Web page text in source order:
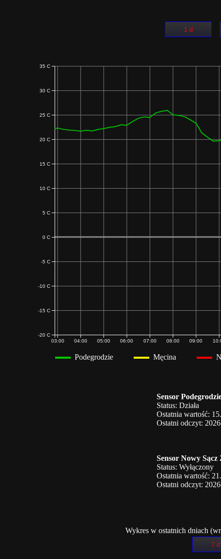
1 d
03:00 04:00 05:00 06:00 07:00 08:00 09:00
-20 C
-15 C
-10 C
-5 C
0 C
5 C
10 C
15 C
20 C
25 C
30 C
35 C
Podegrodzie Męcina
Sensor
Status: Działa
Ostatnia wartość:
Ostatni odczyt:
Sensor Nowy
Status: Wyłączony
Ostatnia wartość:
Ostatni odczyt:
Wykres w ostatnich dniach
7 d